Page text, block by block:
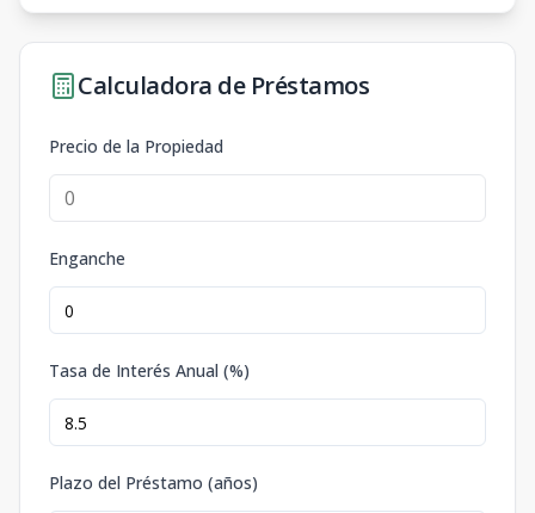
Calculadora de Préstamos
Precio de la Propiedad
Enganche
Tasa de Interés Anual (%)
Plazo del Préstamo (años)